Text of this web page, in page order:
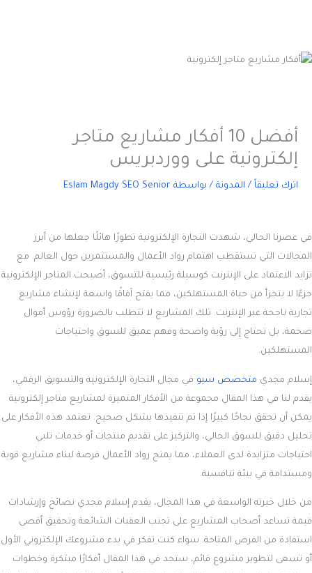
أفضل 10 أفكار مشاريع متاجر
إلكترونية على ووردبريس
اترك تعليقاً / المدونة / بواسطة Eslam Magdy SEO Senior
في عصرنا الحالي، شهدت التجارة الإلكترونية تطورًا هائلًا جعلها من أبرز
المجالات التي تستقطب اهتمام رواد الأعمال والمستثمرين حول العالم. مع
تزايد الاعتماد على الإنترنت كوسيلة رئيسية للتسوق، أصبحت المتاجر الإلكترونية
جزءًا لا يتجزأ من حياة المستهلكين، مما يفتح آفاقًا واسعة لإنشاء مشاريع
تجارية ناجحة عبر الإنترنت. تلك المشاريع لا تتطلب بالضرورة رؤوس أموال
ضخمة، بل تحتاج إلى رؤية واضحة وفهم عميق للسوق واحتياجات
المستهلكين.
إسلام مجدي متخصص سيو في مجال التجارة الإلكترونية والتسويق الرقمي،
يقدم لنا في هذا المقال مجموعة من الأفكار المتميزة لمشاريع متاجر إلكترونية
يمكن أن تحقق نجاحًا كبيرًا إذا تم تنفيذها بشكل صحيح. تعتمد هذه الأفكار على
تحليل دقيق للسوق الحالي، والتركيز على تقديم منتجات أو خدمات تلبي
احتياجات متزايدة لدى العملاء، مما يمنح رواد الأعمال فرصة لبناء مشاريع قوية
ومستدامة في بيئة تنافسية.
من خلال خبرته الواسعة في هذا المجال، يقدم إسلام مجدي نصائح وإرشادات
قيمة تساعد أصحاب المشاريع على تجنب العقبات الشائعة وتحقيق أقصى
استفادة من الفرص المتاحة. سواء كنت تفكر في بدء مشروعك الإلكتروني الأول
أو تسعى لتطوير مشروع قائم، ستجد في هذا المقال أفكارًا مبتكرة وخطوات